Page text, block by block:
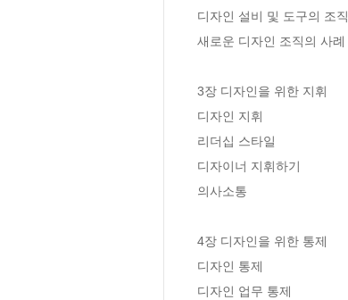
디자인 설비 및 도구의 조직
새로운 디자인 조직의 사례
3장 디자인을 위한 지휘
디자인 지휘
리더십 스타일
디자이너 지휘하기
의사소통
4장 디자인을 위한 통제
디자인 통제
디자인 업무 통제